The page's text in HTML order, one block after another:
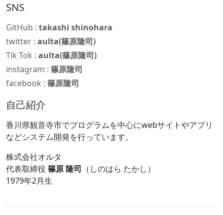
SNS
GitHub : takashi shinohara
twitter : aulta(篠原隆司)
Tik Tok : aulta(篠原隆司)
instagram : 篠原隆司
facebook : 篠原隆司
自己紹介
香川県観音寺市でプログラムを中心にwebサイトやアプリ
などシステム開発を行っています。
株式会社オルタ
代表取締役 篠原 隆司 （しのはら たかし）
1979年2月生